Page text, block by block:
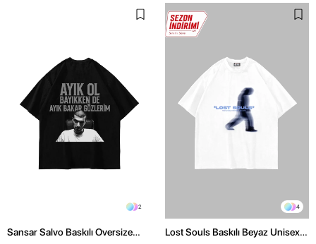
2
Sansar Salvo Baskılı Oversize
4
Lost Souls Baskılı Beyaz Unisex